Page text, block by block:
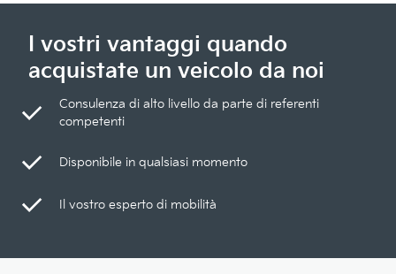
I vostri vantaggi quando
acquistate un veicolo da noi
Consulenza di alto livello da parte di referenti
competenti
Disponibile in qualsiasi momento
Il vostro esperto di mobilità